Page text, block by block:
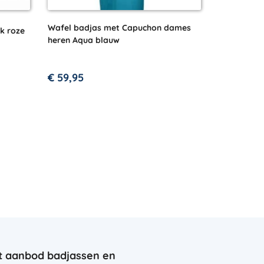
roze
Wafel badjas met Capuchon dames
heren Aqua blauw
€ 59,95
aanbod badjassen en